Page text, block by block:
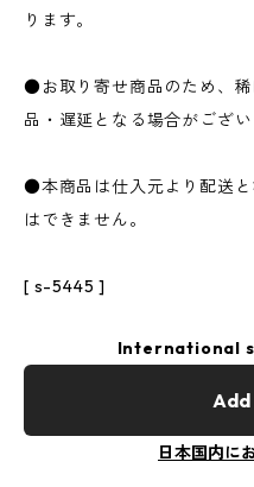
ります。
●お取り寄せ商品のため、
品・遅延となる場合がござい
●本商品は仕入元より配送
はできません。
[ s-5445 ]
International
日本国内に